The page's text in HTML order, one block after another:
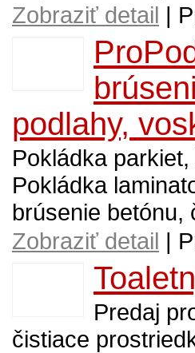
Zobraziť detail |
podlahy,
Pokládka
Pokládka
brúsenie betónu,
Zobraziť detail |
Predaj
čistiace